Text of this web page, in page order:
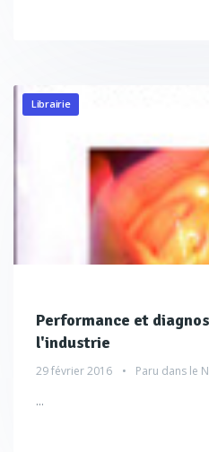
Librairie
Performance et
l'industrie
29 février 2016 Paru dans le
...